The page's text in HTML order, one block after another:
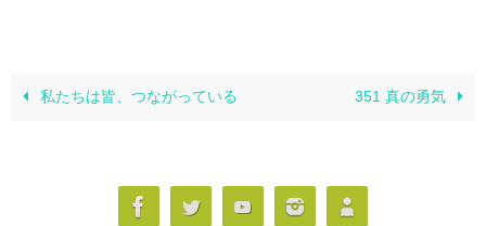
私たちは皆、つながっている 351 真の勇気